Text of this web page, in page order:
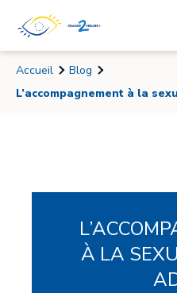
Accueil
Blog
L’accompagnement à la
À LA